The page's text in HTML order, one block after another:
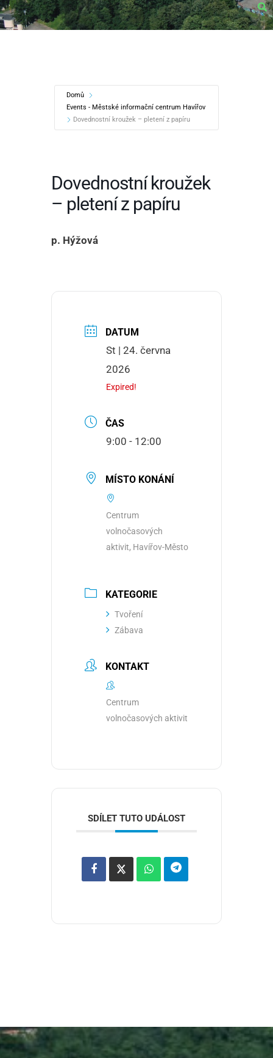
Domů
Events - Městské informační centrum Havířov
Dovednostní kroužek – pletení z papíru
Dovednostní kroužek
– pletení z papíru
p. Hýžová
DATUM
St | 24. června
2026
Expired!
ČAS
9:00 - 12:00
MÍSTO KONÁNÍ
Centrum
volnočasových
aktivit, Havířov-Město
KATEGORIE
Tvoření
Zábava
KONTAKT
Centrum
volnočasových aktivit
SDÍLET TUTO UDÁLOST